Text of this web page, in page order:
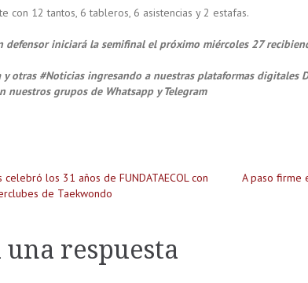
con 12 tantos, 6 tableros, 6 asistencias y 2 estafas.
defensor iniciará la semifinal el próximo miércoles 27
y otras #Noticias ingresando a nuestras plataformas digitales
nuestros grupos de Whatsapp y Telegram
celebró los 31 años de FUNDATAECOL con
de Taekwondo
A paso firme
una respuesta